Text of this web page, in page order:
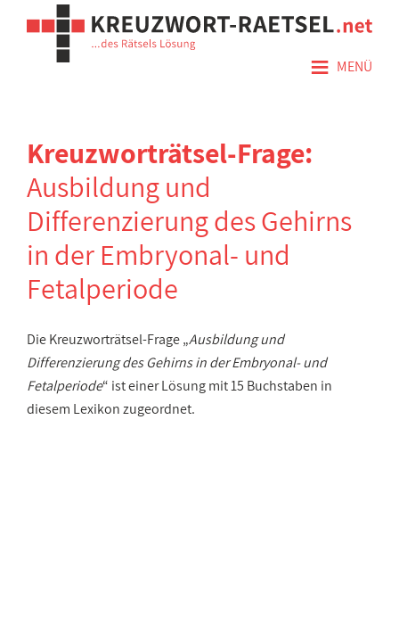
≡ MENÜ
Kreuzworträtsel-Frage:
Ausbildung und
Differenzierung des Gehirns
in der Embryonal- und
Fetalperiode
Die Kreuzworträtsel-Frage „Ausbildung und
Differenzierung des Gehirns in der Embryonal- und
Fetalperiode“ ist einer Lösung mit 15 Buchstaben in
diesem Lexikon zugeordnet.